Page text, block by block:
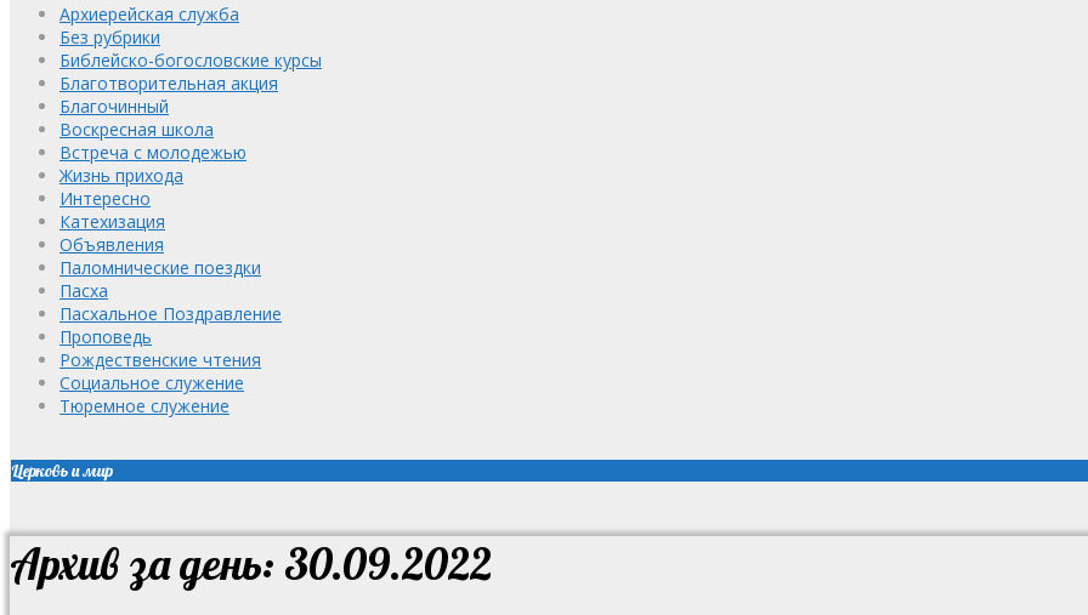
Архиерейская служба
Без рубрики
Библейско-богословские курсы
Благотворительная акция
Благочинный
Воскресная школа
Встреча с молодежью
Жизнь прихода
Интересно
Катехизация
Объявления
Паломнические поездки
Пасха
Пасхальное Поздравление
Проповедь
Рождественские чтения
Социальное служение
Тюремное служение
Церковь и мир
Архив за день: 30.09.2022